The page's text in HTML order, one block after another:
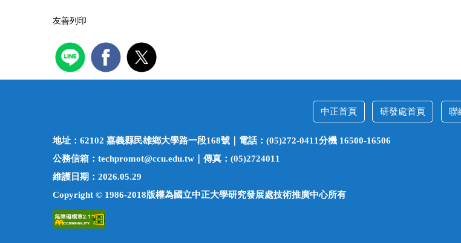
友善列印
中正首頁 研發處首頁 聯
地址：62102 嘉義縣民雄鄉大學路一段168號｜電話：(05)272-0411分機 16500-16506
公務信箱：techpromot@ccu.edu.tw｜傳真：(05)2724011
維護日期：2026.05.29
Copyright © 1986-2018版權為國立中正大學研究發展處技術推廣中心所有